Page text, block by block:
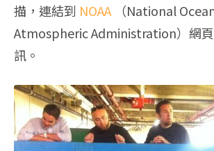
描，連結到 NOAA （National
Atmospheric Administration）網
訊。